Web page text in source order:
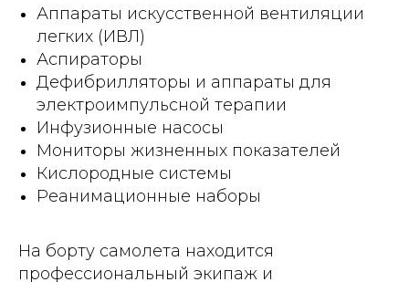
Аппараты искусственной вентиляции
легких (ИВЛ)
Аспираторы
Дефибрилляторы и аппараты для
электроимпульсной терапии
Инфузионные насосы
Мониторы жизненных показателей
Кислородные системы
Реанимационные наборы
На борту самолета находится
профессиональный экипаж и